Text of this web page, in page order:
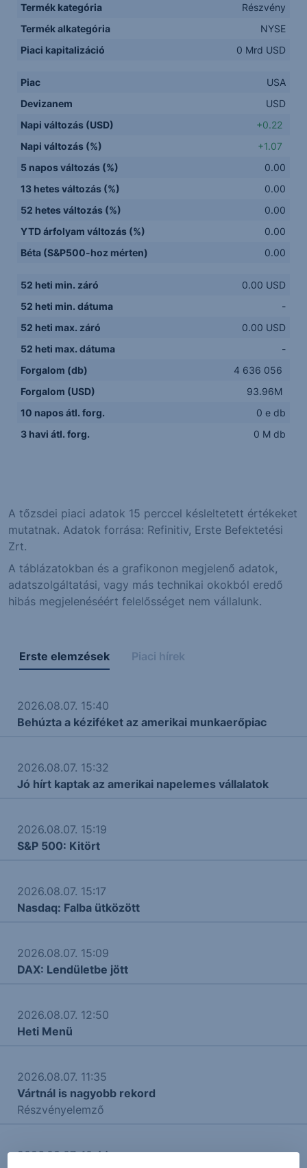
Termék kategória
Részvény
Termék alkategória
NYSE
Piaci kapitalizáció
0 Mrd USD
Piac
USA
Devizanem
USD
Napi változás (USD)
+0.22
Napi változás (%)
+1.07
5 napos változás (%)
0.00
13 hetes változás (%)
0.00
52 hetes változás (%)
0.00
YTD árfolyam változás (%)
0.00
Béta (S&P500-hoz mérten)
0.00
52 heti min. záró
0.00 USD
52 heti min. dátuma
-
52 heti max. záró
0.00 USD
52 heti max. dátuma
-
Forgalom (db)
4 636 056
Forgalom (USD)
93.96M
10 napos átl. forg.
0 e db
3 havi átl. forg.
0 M db
A tőzsdei piaci adatok 15 perccel késleltetett értékeket
mutatnak. Adatok forrása: Refinitiv, Erste Befektetési
Zrt.
A táblázatokban és a grafikonon megjelenő adatok,
adatszolgáltatási, vagy más technikai okokból eredő
hibás megjelenéséért felelősséget nem vállalunk.
Erste elemzések Piaci hírek
2026.08.07. 15:40
Behúzta a kéziféket az amerikai munkaerőpiac
2026.08.07. 15:32
Jó hírt kaptak az amerikai napelemes vállalatok
2026.08.07. 15:19
S&P 500: Kitört
2026.08.07. 15:17
Nasdaq: Falba ütközött
2026.08.07. 15:09
DAX: Lendületbe jött
2026.08.07. 12:50
Heti Menü
2026.08.07. 11:35
Vártnál is nagyobb rekord
Részvényelemző
2026.08.07. 10:44